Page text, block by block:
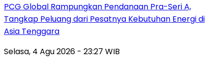
PCG Global Rampungkan Pendanaan Pra-Seri A,
Tangkap Peluang dari Pesatnya Kebutuhan Energi di
Asia Tenggara
Selasa, 4 Agu 2026 - 23:27 WIB